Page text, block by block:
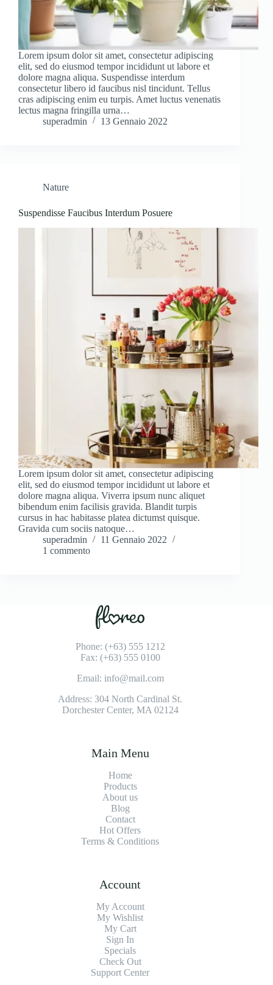
Lorem ipsum dolor sit amet, consectetur adipiscing
elit, sed do eiusmod tempor incididunt ut labore et
dolore magna aliqua. Suspendisse interdum
consectetur libero id faucibus nisl tincidunt. Tellus
cras adipiscing enim eu turpis. Amet luctus venenatis
lectus magna fringilla urna…
superadmin
13 Gennaio 2022
Nature
Suspendisse Faucibus Interdum Posuere
Lorem ipsum dolor sit amet, consectetur adipiscing
elit, sed do eiusmod tempor incididunt ut labore et
dolore magna aliqua. Viverra ipsum nunc aliquet
bibendum enim facilisis gravida. Blandit turpis
cursus in hac habitasse platea dictumst quisque.
Gravida cum sociis natoque…
superadmin
11 Gennaio 2022
1 commento
Phone: (+63) 555 1212
Fax: (+63) 555 0100
Email: info@mail.com
Address: 304 North Cardinal St.
Dorchester Center, MA 02124
Main Menu
Home
Products
About us
Blog
Contact
Hot Offers
Terms & Conditions
Account
My Account
My Wishlist
My Cart
Sign In
Specials
Check Out
Support Center